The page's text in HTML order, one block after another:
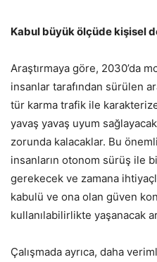
Kabul büyük ölçüde kişisel
Araştırmaya göre, 2030’da
insanlar tarafından sürülen
tür karma trafik ile
yavaş yavaş uyum
zorunda kalacaklar. Bu
insanların otonom sürüş ile
gerekecek ve zamana
kabulü ve ona olan güven
kullanılabilirlikte yaşanacak
Çalışmada ayrıca, daha